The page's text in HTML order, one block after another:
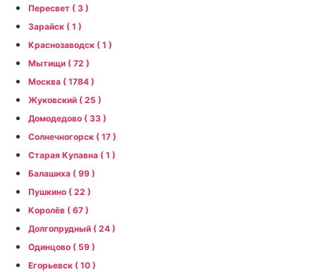
Пересвет ( 3 )
Зарайск ( 1 )
Краснозаводск ( 1 )
Мытищи ( 72 )
Москва ( 1784 )
Жуковский ( 25 )
Домодедово ( 33 )
Солнечногорск ( 17 )
Старая Купавна ( 1 )
Балашиха ( 99 )
Пушкино ( 22 )
Королёв ( 67 )
Долгопрудный ( 24 )
Одинцово ( 59 )
Егорьевск ( 10 )